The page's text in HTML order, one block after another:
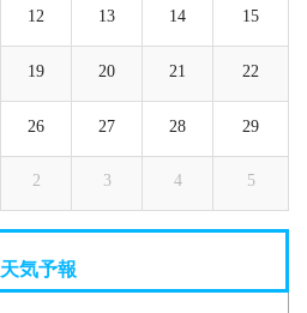
12 13 14 15
19 20 21 22
26 27 28 29
2 3 4 5
天気予報